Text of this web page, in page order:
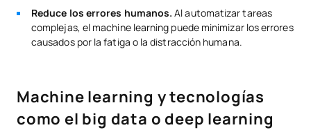
Reduce los errores humanos. Al automatizar tareas
complejas, el machine learning puede minimizar los errores
causados por la fatiga o la distracción humana.
Machine learning y tecnologías
como el big data o deep learning